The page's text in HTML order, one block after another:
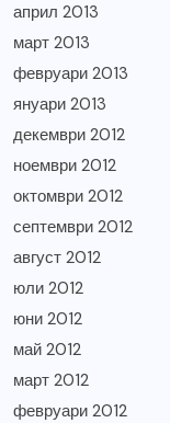
април 2013
март 2013
февруари 2013
януари 2013
декември 2012
ноември 2012
октомври 2012
септември 2012
август 2012
юли 2012
юни 2012
май 2012
март 2012
февруари 2012